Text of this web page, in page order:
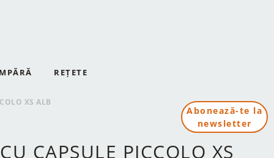
REȚETE
XS ALB
CAPSULE PICCOLO XS
Abonează-te la
newsletter